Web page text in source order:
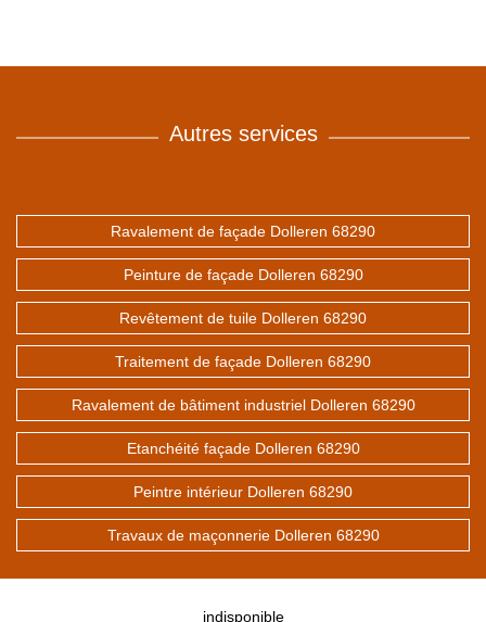
Autres services
Ravalement de façade Dolleren 68290
Peinture de façade Dolleren 68290
Revêtement de tuile Dolleren 68290
Traitement de façade Dolleren 68290
Ravalement de bâtiment industriel Dolleren 68290
Etanchéité façade Dolleren 68290
Peintre intérieur Dolleren 68290
Travaux de maçonnerie Dolleren 68290
indisponible